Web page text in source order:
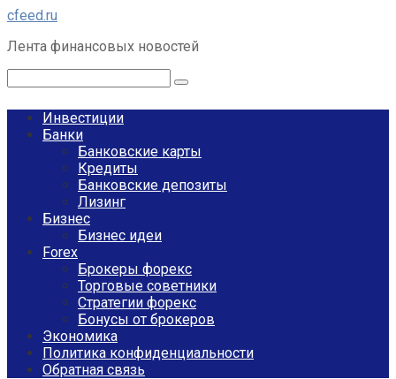
Перейти
контенту
cfeed.ru
Лента финансовых новостей
Инвестиции
Банки
Банковские карты
Кредиты
Банковские депозиты
Лизинг
Бизнес
Бизнес идеи
Forex
Брокеры форекс
Торговые советники
Стратегии форекс
Бонусы от брокеров
Экономика
Политика конфиденциальности
Обратная связь